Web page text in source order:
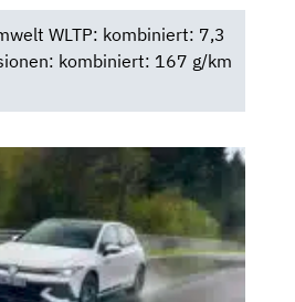
WLTP: kombiniert: 7,3
kombiniert: 167 g/km